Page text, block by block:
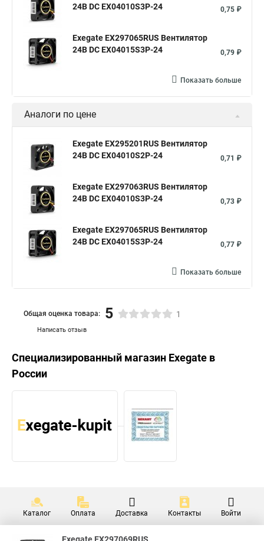
24В DC EX04010S3P-24
0,75 ₽
Exegate EX297065RUS Вентилятор
24В DC EX04015S3P-24
0,79 ₽
Показать больше
Аналоги по цене
Exegate EX295201RUS Вентилятор
24В DC EX04010S2P-24
0,71 ₽
Exegate EX297063RUS Вентилятор
24В DC EX04010S3P-24
0,73 ₽
Exegate EX297065RUS Вентилятор
24В DC EX04015S3P-24
0,77 ₽
Показать больше
Написать отзыв
Общая оценка товара: 5 1
Специализированный магазин Exegate в
России
Каталог Оплата Доставка Контакты Войти